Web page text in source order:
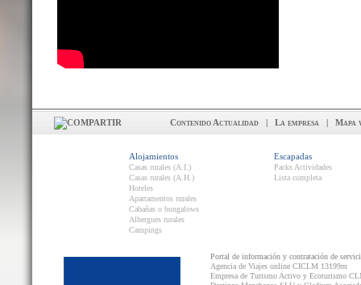
Contenido Actualidad | La empresa | Mapa
Alojamientos
Casas rurales (A.I.)
Casas rurales (A.H.)
Hoteles
Apartamentos rurales
Cabañas o bungalows
Albergues rurales
Campings
Escapadas
Packs Actividades
Lista completa
Portal de información y contratación de
Agencia de Viajes online CICLM 13199m
Empresa de Turismo Activo y Ecoturismo